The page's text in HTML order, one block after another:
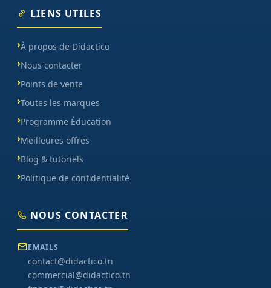
LIENS UTILES
À propos de Didactico
Nous contacter
Points de vente
Toutes les marques
Programme Éducation
Meilleures offres
Blog & tutoriels
Politique de confidentialité
NOUS CONTACTER
EMAILS
contact@didactico.tn
commercial@didactico.tn